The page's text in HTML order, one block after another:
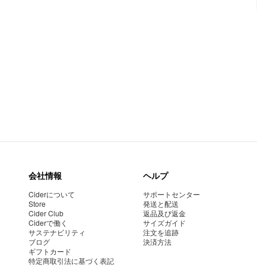
会社情報
Ciderについて
Store
Cider Club
Ciderで働く
サステナビリティ
ブログ
ギフトカード
特定商取引法に基づく表記
ヘルプ
サポートセンター
発送と配送
返品及び返金
サイズガイド
注文を追跡
決済方法